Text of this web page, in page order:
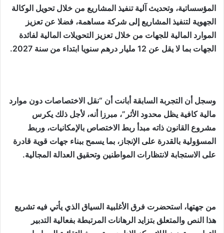
المؤسساتية، وتحديث آلية تنفيذ المشاريع من خلال تحويل الوكالة
الجهوية لتنفيذ المشاريع إلى شركة مساهمة، فضلا عن تعزيز
الموارد المالية للجهات من خلال تعزيز التحويلات المالية لفائدة
الجهات بما لا يقل عن 12 مليار درهم سنويا ابتداء من سنة 2027.
وسجل أن التجربة السابقة أبانت أن “نقل الاختصاصات دون موارد
مالية كافية يظل محدود الأثر”، مبرزا أنه، لأجل ذلك يكرس
مشروع القانون ذاته مبدأ ربط الاختصاص بالإمكانيات، وربط
المسؤولية بالقدرة على الإنجاز، بما يسمح ببناء جهات قوية قادرة
على الاستجابة لانتظارات المواطنين وتحقيق العدالة المجالية.
من جهتها، استحضرت فرق الأغلبية السياق الذي يأتي فيه تشريع
هذا النص والمتعلق بتزايد الرهانات المرتبطة بفعالية التدبير